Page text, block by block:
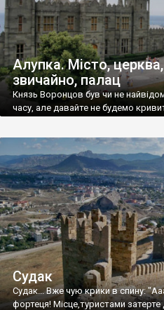
Алупка. Місто, церква,
звичайно, палац
Князь Воронцов був чи не
часу, але давайте не будемо
Судак
Судак... Вже чую крики в спину:
фортеця! Місце,туристами